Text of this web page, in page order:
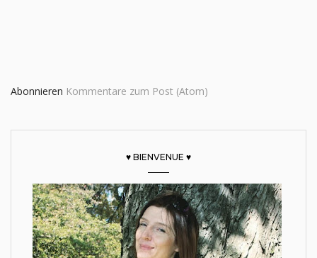
Abonnieren Kommentare zum Post (Atom)
♥ BIENVENUE ♥